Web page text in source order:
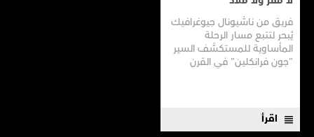
فريق من ناشيونال جيوغرافيك
يُبحر لتتبع مسار الرحلة
المأساوية للمستكشف السير
"جون فرانكلين" في القرن
الأسطوري. لكن القطب
الشمالي يتمنع عن البوح بكل
اقرأ